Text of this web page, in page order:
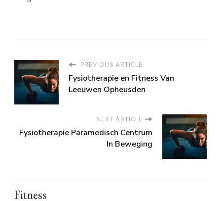
PREVIOUS ARTICLE
Fysiotherapie en Fitness Van
Leeuwen Opheusden
NEXT ARTICLE
Fysiotherapie Paramedisch Centrum
In Beweging
Fitness